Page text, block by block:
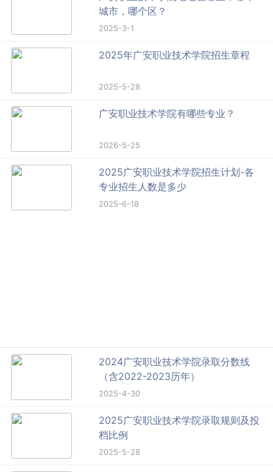
城市，哪个区？
2025-3-1
2025年广安职业技术学院招生章程
2025-5-28
广安职业技术学院有哪些专业？
2026-5-25
2025广安职业技术学院招生计划-各
专业招生人数是多少
2025-6-18
2024广安职业技术学院录取分数线
（含2022-2023历年）
2025-4-30
2025广安职业技术学院录取规则及投
档比例
2025-5-28